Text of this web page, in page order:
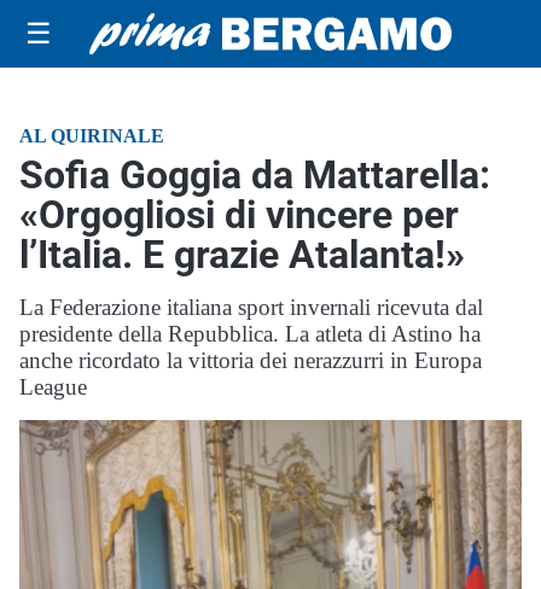
☰
AL QUIRINALE
Sofia Goggia da Mattarella:
«Orgogliosi di vincere per
l’Italia. E grazie Atalanta!»
La Federazione italiana sport invernali ricevuta dal
presidente della Repubblica. La atleta di Astino ha
anche ricordato la vittoria dei nerazzurri in Europa
League